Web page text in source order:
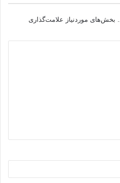
بخش‌های موردنیاز علامت‌گذاری